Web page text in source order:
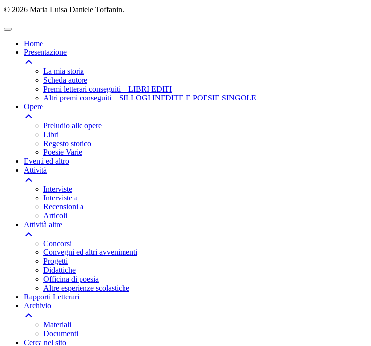
© 2026 Maria Luisa Daniele Toffanin.
Home
Presentazione
La mia storia
Scheda autore
Premi letterari conseguiti – LIBRI EDITI
Altri premi conseguiti – SILLOGI INEDITE E POESIE SINGOLE
Opere
Preludio alle opere
Libri
Regesto storico
Poesie Varie
Eventi ed altro
Attività
Interviste
Interviste a
Recensioni a
Articoli
Attività altre
Concorsi
Convegni ed altri avvenimenti
Progetti
Didattiche
Officina di poesia
Altre esperienze scolastiche
Rapporti Letterari
Archivio
Materiali
Documenti
Cerca nel sito